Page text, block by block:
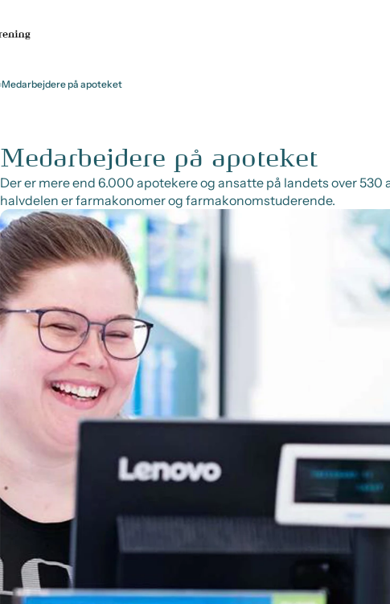
Medarbejdere på apoteket
Medarbejdere på apoteket
Der er mere end 6.000 apotekere og ansatte på landets over 530
halvdelen er farmakonomer og farmakonomstuderende.